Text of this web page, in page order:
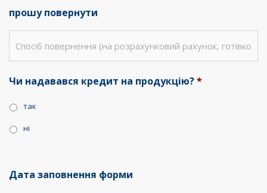
прошу повернути
Чи надавався кредит на продукцію?*
так
ні
Дата заповнення форми